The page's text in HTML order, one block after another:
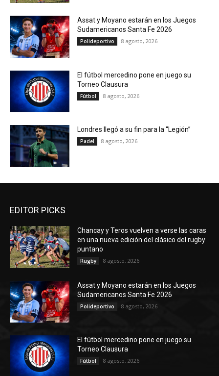
Assat y Moyano estarán en los Juegos
Sudamericanos Santa Fe 2026
Polideportivo 8 agosto, 2026
El fútbol mercedino pone en juego su
Torneo Clausura
Fútbol 8 agosto, 2026
Londres llegó a su fin para la “Legión”
Padel 8 agosto, 2026
EDITOR PICKS
Chancay y Teros vuelven a verse las caras
en una nueva edición del clásico del rugby
puntano
Rugby 8 agosto, 2026
Assat y Moyano estarán en los Juegos
Sudamericanos Santa Fe 2026
Polideportivo 8 agosto, 2026
El fútbol mercedino pone en juego su
Torneo Clausura
Fútbol 8 agosto, 2026